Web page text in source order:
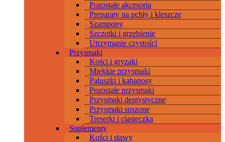
Pozostałe akcesoria
Preparaty na pchły i kleszcze
Szampony
Szczotki i grzebienie
Utrzymanie czystości
Przysmaki
Kości i gryzaki
Miękkie przysmaki
Paluszki i kabanosy
Pozostałe przysmaki
Przysmaki dentystyczne
Przysmaki suszone
Treserki i ciasteczka
Suplementy
Kości i stawy